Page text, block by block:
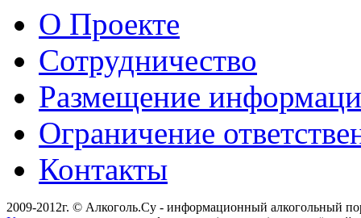
О Проекте
Сотрудничество
Размещение
Ограничение
Контакты
2009-2012г. © Алкоголь.Су - информационный алкогольный